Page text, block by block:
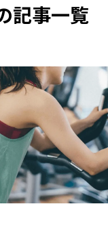
記事一覧